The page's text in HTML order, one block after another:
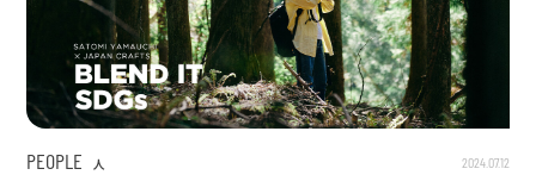
PEOPLE 人 2024.07.12